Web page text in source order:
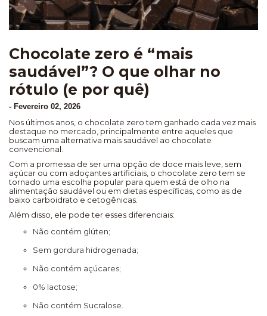
Chocolate zero é “mais
saudável”? O que olhar no
rótulo (e por quê)
- Fevereiro 02, 2026
Nos últimos anos, o chocolate zero tem ganhado cada vez mais
destaque no mercado, principalmente entre aqueles que
buscam uma alternativa mais saudável ao chocolate
convencional.
Com a promessa de ser uma opção de doce mais leve, sem
açúcar ou com adoçantes artificiais, o chocolate zero tem se
tornado uma escolha popular para quem está de olho na
alimentação saudável ou em dietas específicas, como as de
baixo carboidrato e cetogênicas.
Além disso, ele pode ter esses diferenciais:
Não contém glúten;
Sem gordura hidrogenada;
Não contém açúcares;
0% lactose;
Não contém Sucralose.